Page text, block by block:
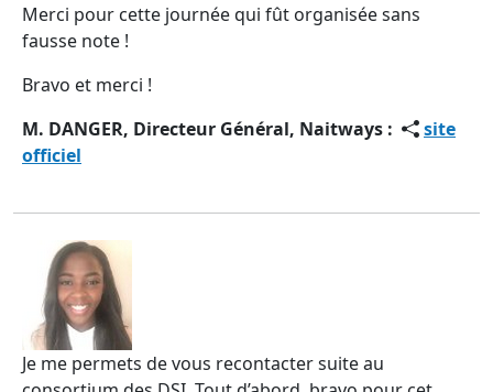
Merci pour cette journée qui fût organisée sans
fausse note !
Bravo et merci !
M. DANGER, Directeur Général, Naitways :
site
officiel
Je me permets de vous recontacter suite au